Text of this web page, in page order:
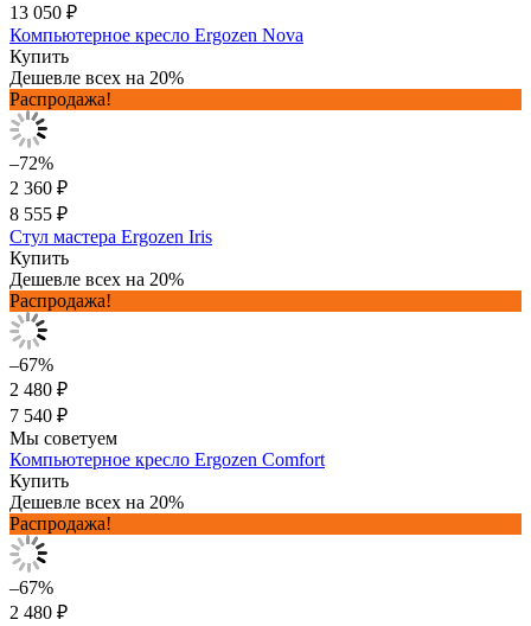
13 050 ₽
Компьютерное кресло Ergozen Nova
Купить
Дешевле всех на 20%
Распродажа!
–72%
2 360 ₽
8 555 ₽
Стул мастера Ergozen Iris
Купить
Дешевле всех на 20%
Распродажа!
–67%
2 480 ₽
7 540 ₽
Мы советуем
Компьютерное кресло Ergozen Comfort
Купить
Дешевле всех на 20%
Распродажа!
–67%
2 480 ₽